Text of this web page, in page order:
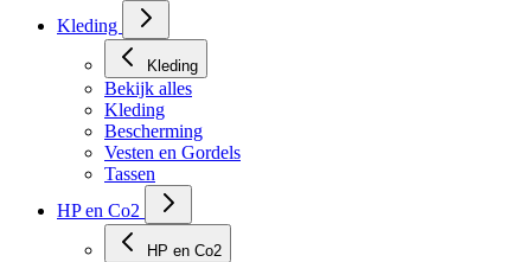
Kleding
Kleding
Bekijk alles
Kleding
Bescherming
Vesten en Gordels
Tassen
HP en Co2
HP en Co2